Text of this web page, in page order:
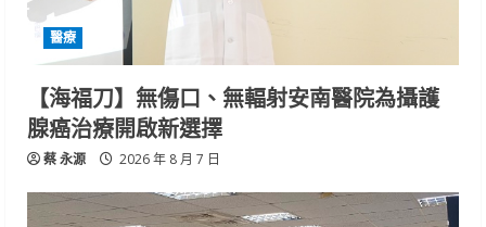
醫療
【海福刀】無傷口、無輻射安南醫院為攝護
腺癌治療開啟新選擇
蔡 永源 2026 年 8 月 7 日